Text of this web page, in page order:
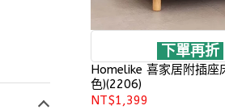
下單再折
Homelike 喜家居附插座
色)(2206)
NT$1,399